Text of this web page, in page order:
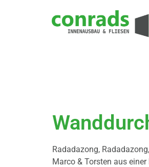
Radadazong,
Marco & Torsten aus